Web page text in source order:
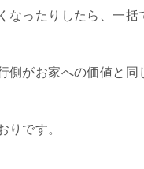
ったりしたら、一括
がお家への価値と同
りです。